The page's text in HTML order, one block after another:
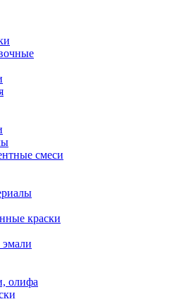
смеси
краски
эмали
олифа